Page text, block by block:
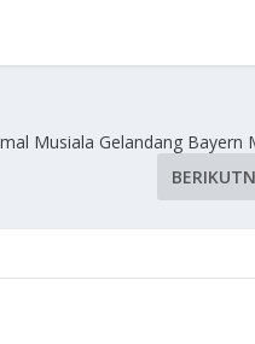
Musiala Gelandang Bayern